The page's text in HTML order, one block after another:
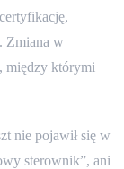
Zmiana w
między którymi
nie pojawił się w
sterownik”, ani